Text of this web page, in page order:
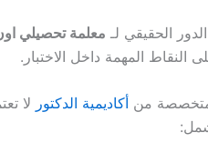
الحقيقي لـ معلمة تحصيلي
النقاط المهمة داخل الاختبار.
من أكاديمية الدكتور لا